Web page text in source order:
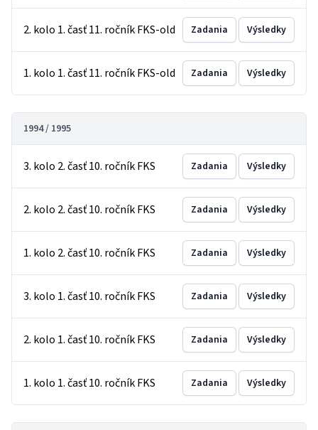
2. kolo 1. časť 11. ročník FKS-old Zadania Výsledky
1. kolo 1. časť 11. ročník FKS-old Zadania Výsledky
1994 / 1995
3. kolo 2. časť 10. ročník FKS Zadania Výsledky
2. kolo 2. časť 10. ročník FKS Zadania Výsledky
1. kolo 2. časť 10. ročník FKS Zadania Výsledky
3. kolo 1. časť 10. ročník FKS Zadania Výsledky
2. kolo 1. časť 10. ročník FKS Zadania Výsledky
1. kolo 1. časť 10. ročník FKS Zadania Výsledky